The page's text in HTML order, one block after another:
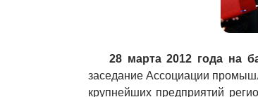
28 марта 2012 года на
заседание Ассоциации
крупнейших предприятий